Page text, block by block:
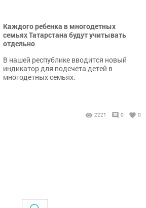
Каждого ребенка в многодетных
семьях Татарстана будут учитывать
отдельно
В нашей республике вводится новый
индикатор для подсчета детей в
многодетных семьях.
2221 0 0